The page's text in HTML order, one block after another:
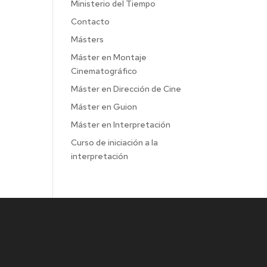
Ministerio del Tiempo
Contacto
Másters
Máster en Montaje
Cinematográfico
Máster en Dirección de Cine
Máster en Guion
Máster en Interpretación
Curso de iniciación a la
interpretación